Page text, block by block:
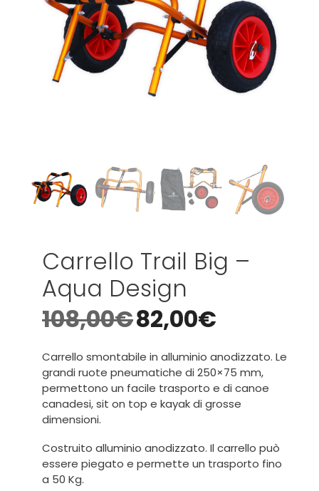
Carrello Trail Big –
Aqua Design
108,00€82,00€
Carrello smontabile in alluminio anodizzato. Le
grandi ruote pneumatiche di 250×75 mm,
permettono un facile trasporto e di canoe
canadesi, sit on top e kayak di grosse
dimensioni.
Costruito alluminio anodizzato. Il carrello può
essere piegato e permette un trasporto fino
a 50 Kg.